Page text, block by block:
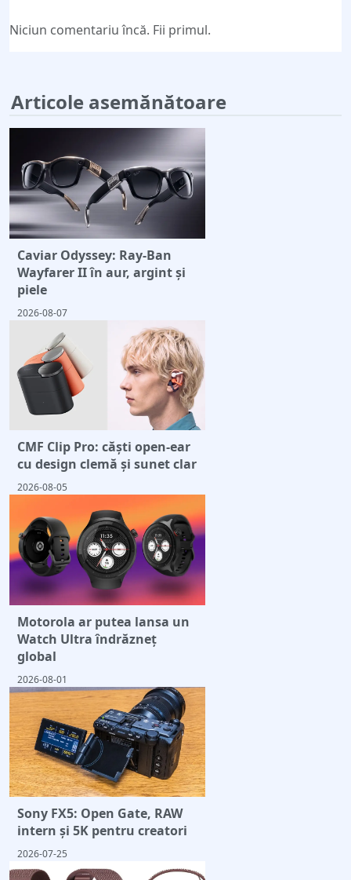
Niciun comentariu încă. Fii primul.
Articole asemănătoare
Caviar Odyssey: Ray-Ban
Wayfarer II în aur, argint și
piele
2026-08-07
CMF Clip Pro: căști open-ear
cu design clemă și sunet clar
2026-08-05
Motorola ar putea lansa un
Watch Ultra îndrăzneț
global
2026-08-01
Sony FX5: Open Gate, RAW
intern și 5K pentru creatori
2026-07-25